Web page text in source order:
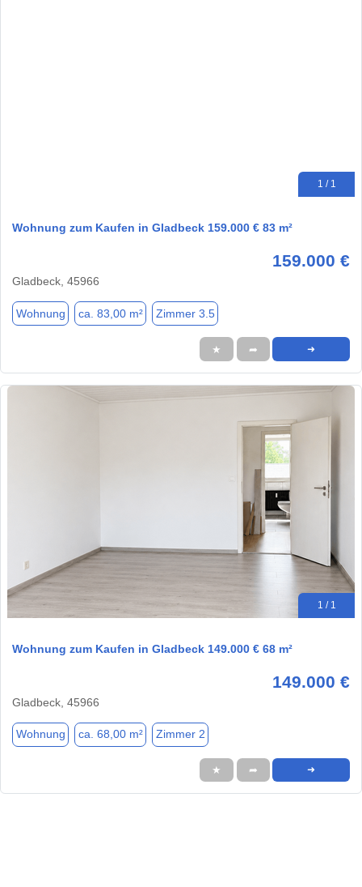
1 / 1
Wohnung zum Kaufen in Gladbeck 159.000 € 83 m²
159.000 €
Gladbeck, 45966
Wohnung ca. 83,00 m² Zimmer 3.5
★ ➦ ➜
1 / 1
Wohnung zum Kaufen in Gladbeck 149.000 € 68 m²
149.000 €
Gladbeck, 45966
Wohnung ca. 68,00 m² Zimmer 2
★ ➦ ➜